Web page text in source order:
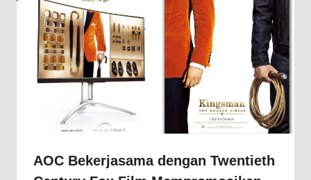
AOC Bekerjasama dengan Twentieth